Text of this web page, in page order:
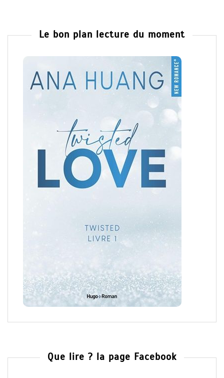
Le bon plan lecture du moment
Que lire ? la page Facebook